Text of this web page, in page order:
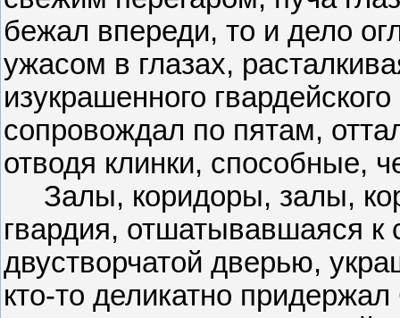
бежал впереди, то и дело
ужасом в глазах,
изукрашенного
сопровождал по пятам,
отводя клинки, способные,
Залы, коридоры, залы,
гвардия, отшатывавшаяся
двустворчатой дверью,
кто-то деликатно